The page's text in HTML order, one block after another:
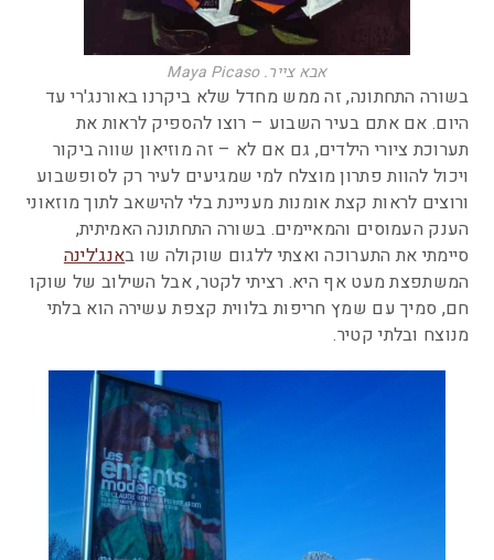
אבא צייר. Maya Picaso
בשורה התחתונה, זה ממש מחדל שלא ביקרנו באורנג'רי עד
היום. אם אתם בעיר השבוע – רוצו להספיק לראות את
תערוכת ציורי הילדים, גם אם לא – זה מוזיאון שווה ביקור
ויכול להוות פתרון מוצלח למי שמגיעים לעיר רק לסופשבוע
ורוצים לראות קצת אומנות מעניינת בלי להישאב לתוך מוזאוני
הענק העמוסים והמאיימים. בשורה התחתונה האמיתית,
סיימתי את התערוכה ואצתי ללגום שוקולה שו באנג'לינה
המשתפצת מעט אף היא. רציתי לקטר, אבל השילוב של שוקו
חם, סמיך עם שמץ חריפות בלווית קצפת עשירה הוא בלתי
מנוצח ובלתי קטיר.